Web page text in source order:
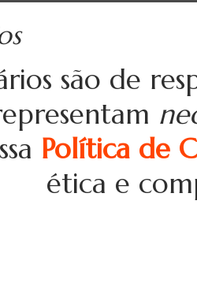
são de
Política de
ética e